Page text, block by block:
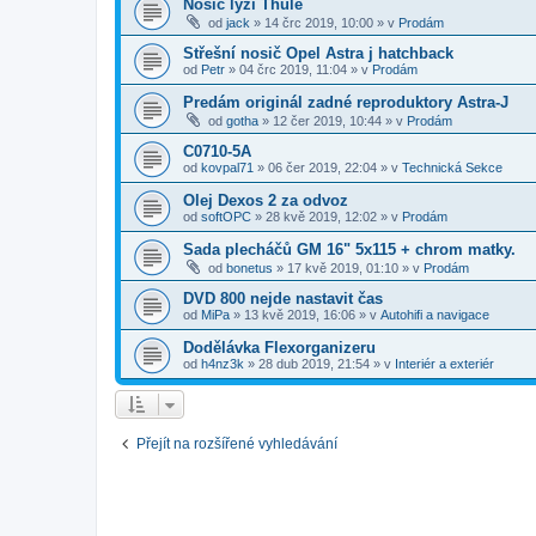
Nosič lyží Thule
od jack » 14 črc 2019, 10:00 » v Prodám
Střešní nosič Opel Astra j hatchback
od Petr » 04 črc 2019, 11:04 » v Prodám
Predám originál zadné reproduktory Astra-J
od gotha » 12 čer 2019, 10:44 » v Prodám
C0710-5A
od kovpal71 » 06 čer 2019, 22:04 » v Technická Sekce
Olej Dexos 2 za odvoz
od softOPC » 28 kvě 2019, 12:02 » v Prodám
Sada plecháčů GM 16" 5x115 + chrom matky.
od bonetus » 17 kvě 2019, 01:10 » v Prodám
DVD 800 nejde nastavit čas
od MiPa » 13 kvě 2019, 16:06 » v Autohifi a navigace
Dodělávka Flexorganizeru
od h4nz3k » 28 dub 2019, 21:54 » v Interiér a exteriér
Přejít na rozšířené vyhledávání